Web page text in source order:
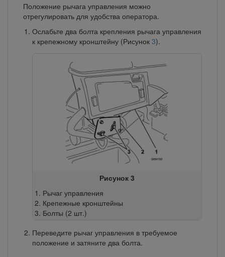
Положение рычага управления можно
отрегулировать для удобства оператора.
Ослабьте два болта крепления рычага управления
к крепежному кронштейну (Рисунок 3).
Рисунок 3
Рычаг управления
Крепежные кронштейны
Болты (2 шт.)
Переведите рычаг управления в требуемое
положение и затяните два болта.